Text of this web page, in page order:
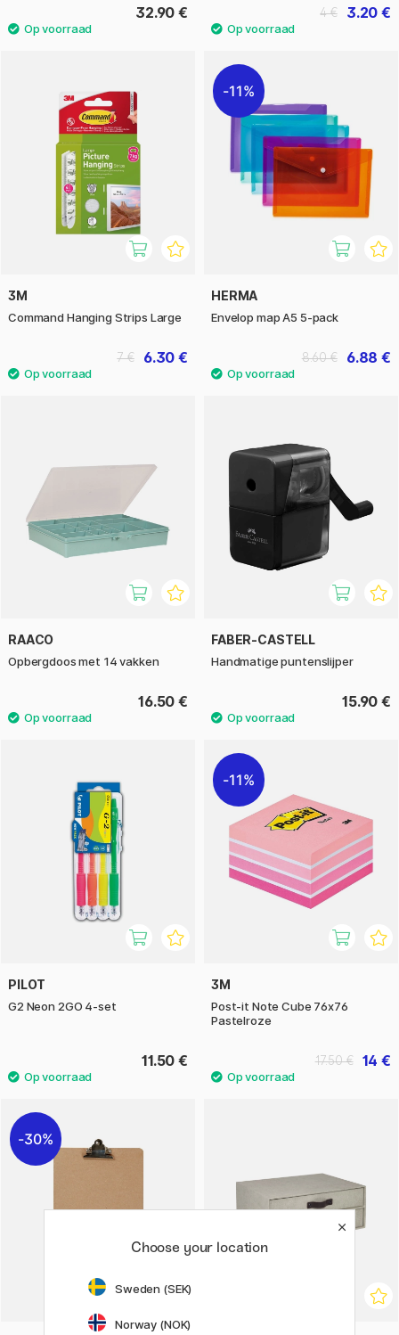
32.90 € 3.20 €
4 €
3M
Command Hanging Strips Large
6.30 €
7 €
11%
HERMA
Envelop map A5 5-pack
6.88 €
8.60 €
RAACO
Opbergdoos met 14 vakken
16.50 €
FABER-CASTELL
Handmatige puntenslijper
15.90 €
PILOT
G2 Neon 2GO 4-set
11.50 €
11%
3M
Post-it Note Cube 76x76
Pastelroze
14 €
17.50 €
30%
Choose your location
Sweden (SEK)
Norway (NOK)